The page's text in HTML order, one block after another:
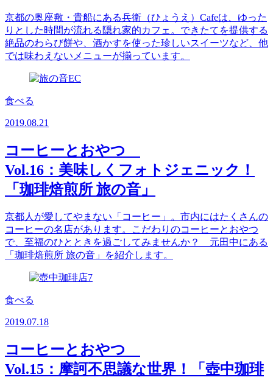
京都の奥座敷・貴船にある兵衛（ひょうえ）Cafeは、ゆった
りとした時間が流れる隠れ家的カフェ。できたてを提供する
絶品のわらび餅や、酒かすを使った珍しいスイーツなど、他
では味わえないメニューが揃っています。
食べる
2019.08.21
コーヒーとおやつ
Vol.16：美味しくフォトジェニック！
「珈琲焙煎所 旅の音」
京都人が愛してやまない「コーヒー」。市内にはたくさんの
コーヒーの名店があります。こだわりのコーヒーとおやつ
で、至福のひとときを過ごしてみませんか？ 元田中にある
「珈琲焙煎所 旅の音」を紹介します。
食べる
2019.07.18
コーヒーとおやつ
Vol.15：摩訶不思議な世界！「壺中珈琲